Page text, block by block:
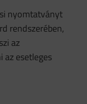
nyomtatványt
rendszerében,
az
az esetleges